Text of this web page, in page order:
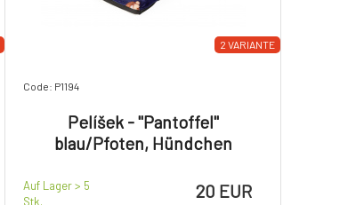
2 VARIANTE
Code: P1194
Pelíšek - "Pantoffel"
blau/Pfoten, Hündchen
Auf Lager > 5
Stk.
20 EUR